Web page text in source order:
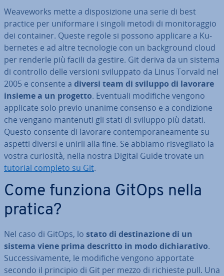
Wea­veworks mette a di­spo­si­zio­ne una serie di best
practice per uni­for­ma­re i singoli metodi di mo­ni­to­rag­gio
dei container. Queste regole si possono applicare a Ku­
ber­ne­tes e ad altre tec­no­lo­gie con un back­ground cloud
per renderle più facili da gestire. Git deriva da un sistema
di controllo delle versioni svi­lup­pa­to da Linus Torvald nel
2005 e consente a diversi team di sviluppo di lavorare
insieme a un progetto. Eventuali modifiche vengono
applicate solo previo unanime consenso e a con­di­zio­ne
che vengano mantenuti gli stati di sviluppo più datati.
Questo consente di lavorare con­tem­po­ra­nea­men­te su
aspetti diversi e unirli alla fine. Se abbiamo ri­sve­glia­to la
vostra curiosità, nella nostra Digital Guide trovate un
tutorial completo su Git.
Come funziona GitOps nella
pratica?
Nel caso di GitOps, lo stato di de­sti­na­zio­ne di un
sistema viene prima descritto in modo di­chia­ra­ti­vo.
Suc­ces­si­va­men­te, le modifiche vengono apportate
secondo il principio di Git per mezzo di richieste pull. Una